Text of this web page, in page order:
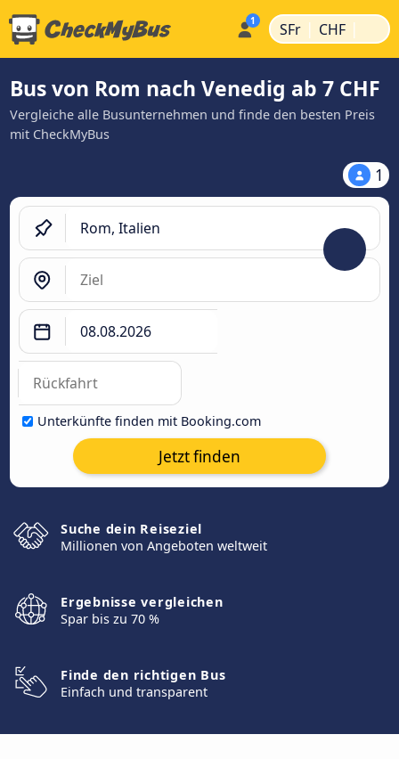
SFr | CHF |
Bus von Rom nach Venedig ab 7 CHF
Vergleiche alle Busunternehmen und finde den besten Preis
mit CheckMyBus
1
Unterkünfte finden mit Booking.com
Jetzt finden
Suche dein Reiseziel
Millionen von Angeboten weltweit
Ergebnisse vergleichen
Spar bis zu 70 %
Finde den richtigen Bus
Einfach und transparent